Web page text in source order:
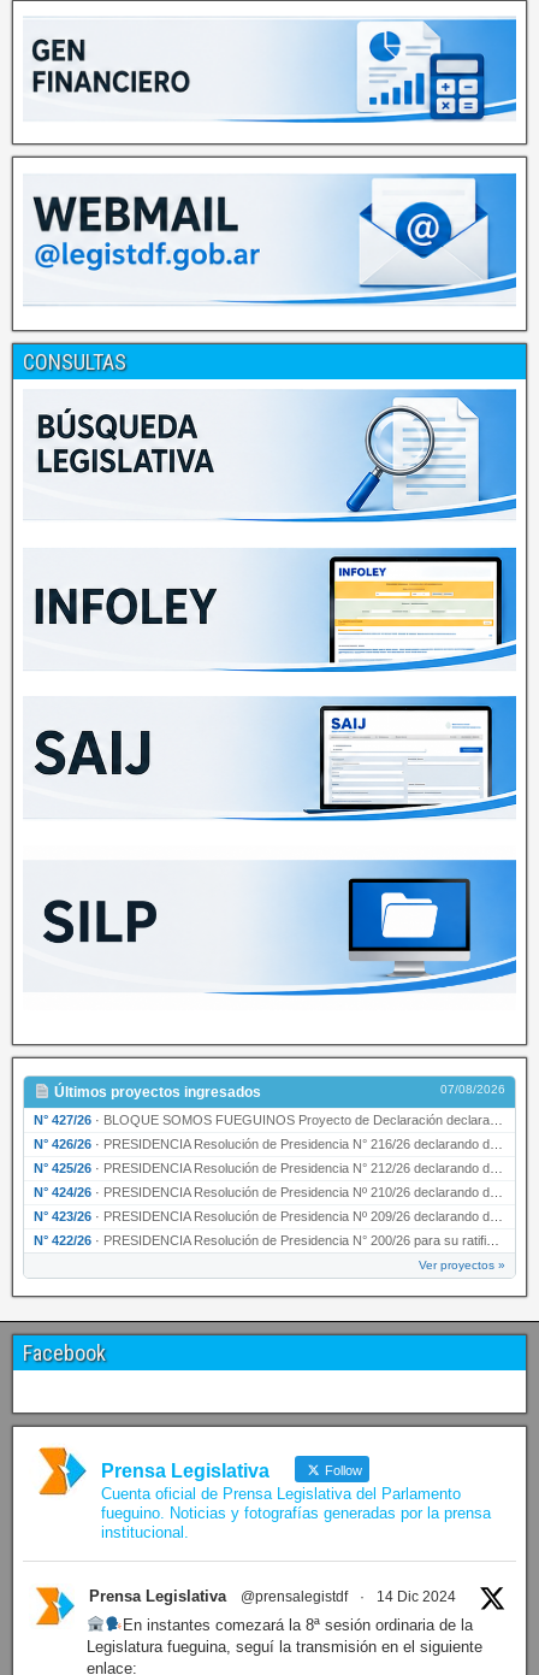
CONSULTAS
Últimos proyectos ingresados 07/08/2026
N° 427/26 · BLOQUE SOMOS FUEGUINOS Proyecto de Declaración declarando de interés provincial PRESIDENCI…
N° 426/26 · PRESIDENCIA Resolución de Presidencia N° 216/26 declarando de interés provincial la labor …
N° 425/26 · PRESIDENCIA Resolución de Presidencia N° 212/26 declarando de interés provincial el “50° A…
N° 424/26 · PRESIDENCIA Resolución de Presidencia Nº 210/26 declarando de interés provincial el proyec…
N° 423/26 · PRESIDENCIA Resolución de Presidencia Nº 209/26 declarando de interés provincial la presen…
N° 422/26 · PRESIDENCIA Resolución de Presidencia N° 200/26 para su ratificación.
Ver proyectos »
Facebook
Prensa Legislativa Follow
Cuenta oficial de Prensa Legislativa del Parlamento
fueguino. Noticias y fotografías generadas por la prensa
institucional.
Prensa Legislativa @prensalegistdf · 14 Dic 2024
En instantes comezará la 8ª sesión ordinaria de la
Legislatura fueguina, seguí la transmisión en el siguiente
enlace: